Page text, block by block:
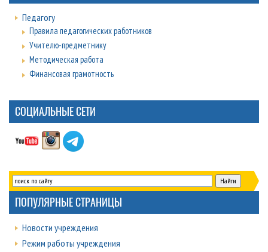
Педагогу
Правила педагогических работников
Учителю-предметнику
Методическая работа
Финансовая грамотность
СОЦИАЛЬНЫЕ СЕТИ
ПОПУЛЯРНЫЕ СТРАНИЦЫ
Новости учреждения
Режим работы учреждения